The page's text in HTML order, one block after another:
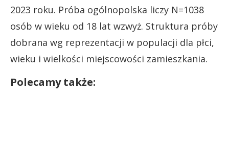
2023 roku. Próba ogólnopolska liczy N=1038
osób w wieku od 18 lat wzwyż. Struktura próby
dobrana wg reprezentacji w populacji dla płci,
wieku i wielkości miejscowości zamieszkania.
Polecamy także: